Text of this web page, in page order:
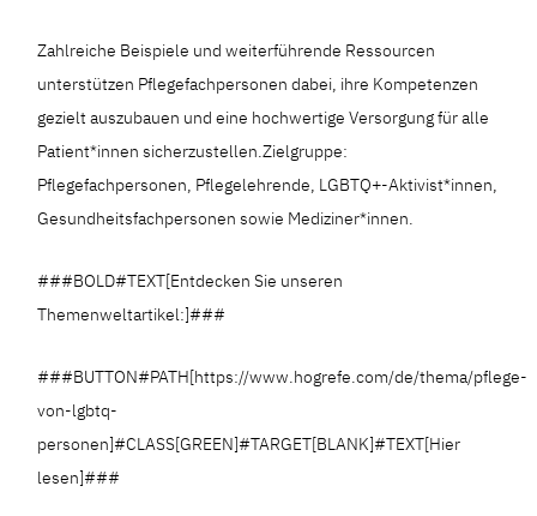
Zahlreiche Beispiele und weiterführende Ressourcen
unterstützen Pflegefachpersonen dabei, ihre Kompetenzen
gezielt auszubauen und eine hochwertige Versorgung für alle
Patient*innen sicherzustellen.Zielgruppe:
Pflegefachpersonen, Pflegelehrende, LGBTQ+-Aktivist*innen,
Gesundheitsfachpersonen sowie Mediziner*innen.
###BOLD#TEXT[Entdecken Sie unseren
Themenweltartikel:]###
###BUTTON#PATH[https://www.hogrefe.com/de/thema/pflege-
von-lgbtq-
personen]#CLASS[GREEN]#TARGET[BLANK]#TEXT[Hier
lesen]###